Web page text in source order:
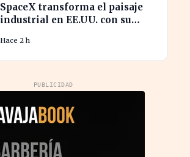
SpaceX transforma el paisaje
industrial en EE.UU. con su
zonas
Hace 2 h
PUBLICIDAD